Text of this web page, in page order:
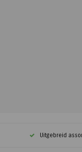
Uitgebreid